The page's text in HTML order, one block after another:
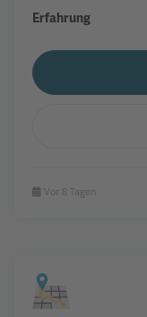
Erfahrung
Vor 8 Tagen